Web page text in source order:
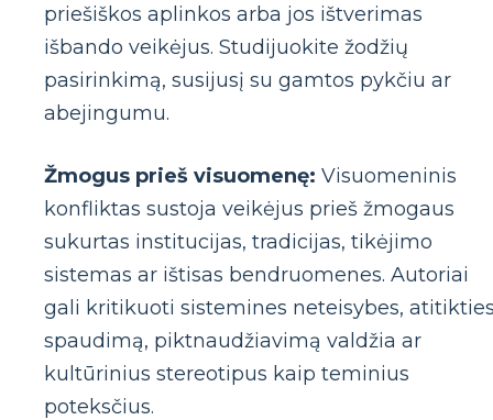
priešiškos aplinkos arba jos ištverimas
išbando veikėjus. Studijuokite žodžių
pasirinkimą, susijusį su gamtos pykčiu ar
abejingumu.
Žmogus prieš visuomenę: Visuomeninis
konfliktas sustoja veikėjus prieš žmogaus
sukurtas institucijas, tradicijas, tikėjimo
sistemas ar ištisas bendruomenes. Autoriai
gali kritikuoti sistemines neteisybes,
spaudimą, piktnaudžiavimą valdžia ar
kultūrinius stereotipus kaip teminius
poteksčius.